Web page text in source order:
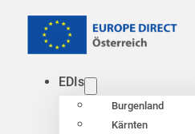
EDIs
Burgenland
Kärnten